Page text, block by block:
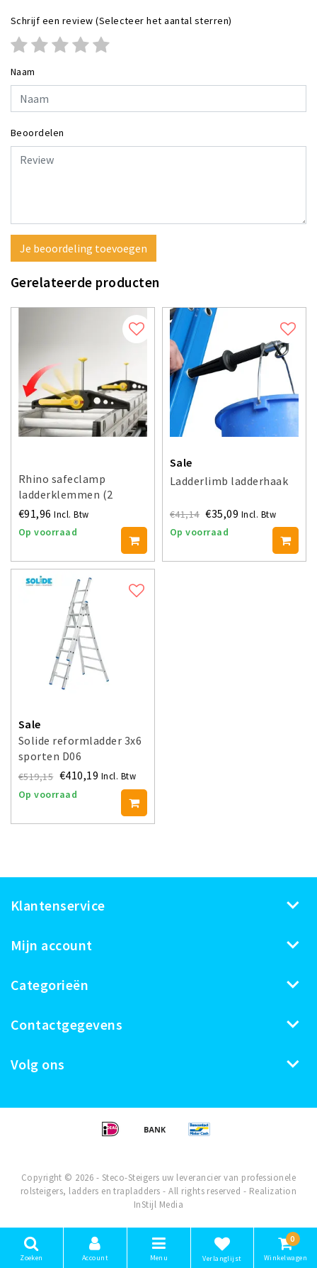
Schrijf een review (Selecteer het aantal sterren)
Naam
Beoordelen
Je beoordeling toevoegen
Gerelateerde producten
Rhino safeclamp
ladderklemmen (2
stuks)
€91,96 Incl. Btw
Op voorraad
Sale
Ladderlimb ladderhaak
€41,14 €35,09 Incl. Btw
Op voorraad
Sale
Solide reformladder 3x6
sporten D06
€519,15 €410,19 Incl. Btw
Op voorraad
Klantenservice
Mijn account
Categorieën
Contactgegevens
Volg ons
Copyright © 2026 - Steco-Steigers uw leverancier van professionele
rolsteigers, ladders en trapladders - All rights reserved - Realization
InStijl Media
Zoeken Account Menu Verlanglijst
0
Winkelwagen